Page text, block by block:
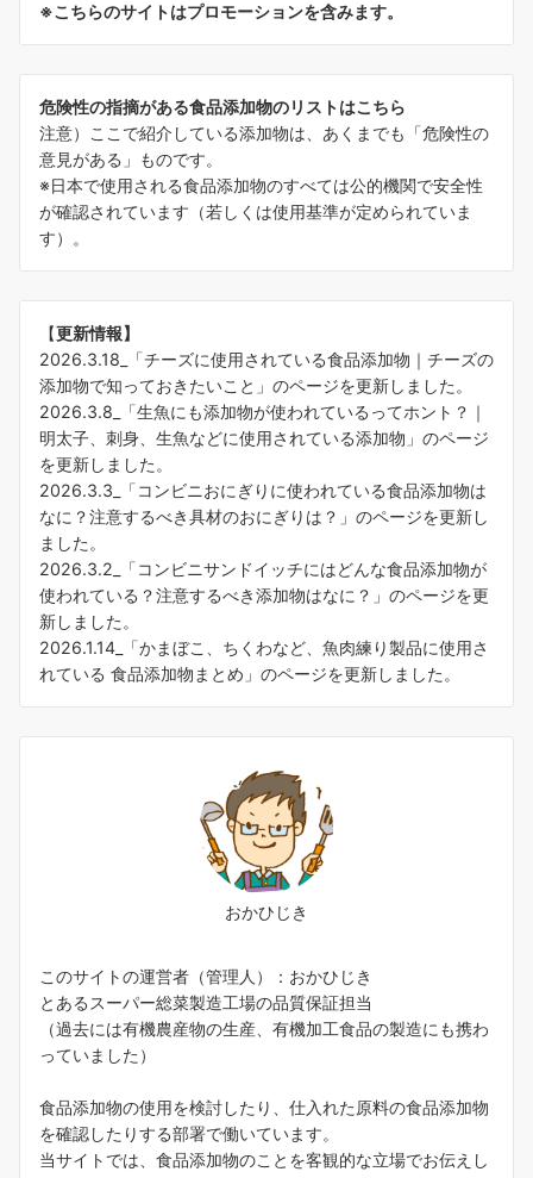
※こちらのサイトはプロモーションを含みます。
危険性の指摘がある食品添加物のリストはこちら
注意）ここで紹介している添加物は、あくまでも「危険性の
意見がある」ものです。
※日本で使用される食品添加物のすべては公的機関で安全性
が確認されています（若しくは使用基準が定められていま
す）。
【更新情報】
2026.3.18_「チーズに使用されている食品添加物｜チーズの
添加物で知っておきたいこと 」のページを更新しました。
2026.3.8_「生魚にも添加物が使われているってホント？｜
明太子、刺身、生魚などに使用されている添加物 」のページ
を更新しました。
2026.3.3_「コンビニおにぎりに使われている食品添加物は
なに？注意するべき具材のおにぎりは？ 」のページを更新し
ました。
2026.3.2_「コンビニサンドイッチにはどんな食品添加物が
使われている？注意するべき添加物はなに？ 」のページを更
新しました。
2026.1.14_「かまぼこ、ちくわなど、魚肉練り製品に使用さ
れている 食品添加物まとめ 」のページを更新しました。
おかひじき
このサイトの運営者（管理人）：おかひじき
とあるスーパー総菜製造工場の品質保証担当
（過去には有機農産物の生産、有機加工食品の製造にも携わ
っていました）
食品添加物の使用を検討したり、仕入れた原料の食品添加物
を確認したりする部署で働いています。
当サイトでは、食品添加物のことを客観的な立場でお伝えし